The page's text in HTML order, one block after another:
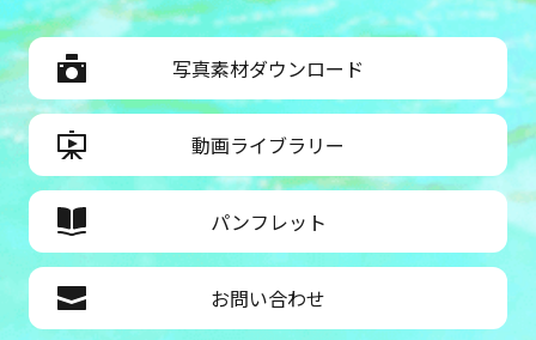
写真素材ダウンロード
動画ライブラリー
パンフレット
お問い合わせ